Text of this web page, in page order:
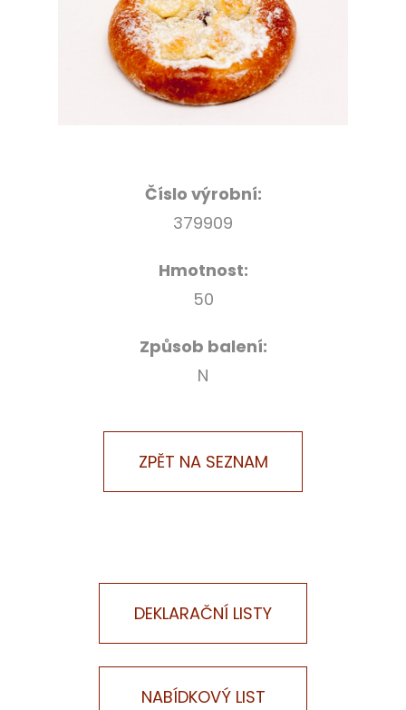
Číslo výrobní:
379909
Hmotnost:
50
Způsob balení:
N
DEKLARAČNÍ LISTY
NABÍDKOVÝ LIST